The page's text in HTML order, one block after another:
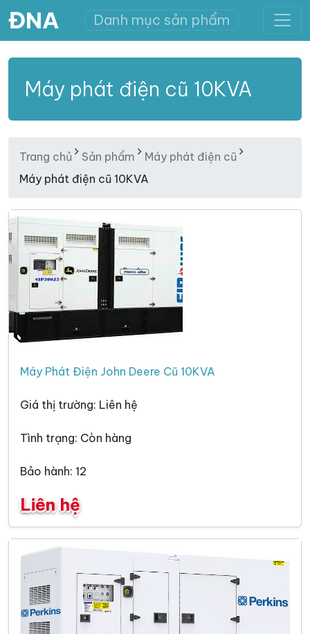
ĐNA Danh mục sản phẩm
Máy phát điện cũ 10KVA
Trang chủ Sản phẩm
Máy phát điện cũ
Máy phát điện cũ 10KVA
Máy Phát Điện John Deere Cũ 10KVA
Giá thị trường: Liên hệ
Tình trạng: Còn hàng
Bảo hành: 12
Liên hệ